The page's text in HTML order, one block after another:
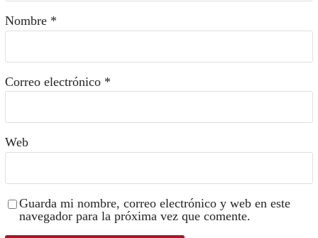
Nombre *
Correo electrónico *
Web
Guarda mi nombre, correo electrónico y web en este
navegador para la próxima vez que comente.